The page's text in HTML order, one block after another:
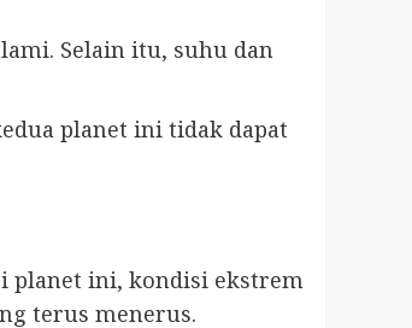
Selain itu, suhu dan
planet ini tidak dapat
planet ini, kondisi ekstrem
terus menerus.